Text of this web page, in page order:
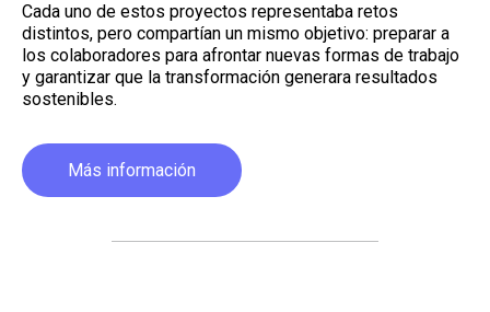
Cada uno de estos proyectos representaba retos
distintos, pero compartían un mismo objetivo: preparar a
los colaboradores para afrontar nuevas formas de trabajo
y garantizar que la transformación generara resultados
sostenibles.
Más información